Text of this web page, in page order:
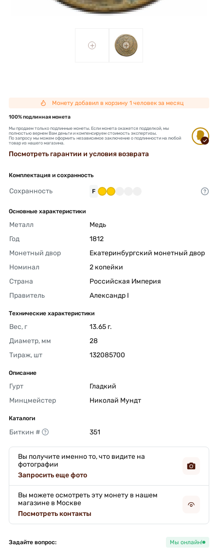
+ +
Монету добавил в корзину 1 человек за месяц
100% подлинная монета
Мы продаем только подлинные монеты. Если монета окажется подделкой, мы
полностью вернем Вам деньги и компенсируем стоимость экспертизы.
По запросу мы можем оформить независимое заключение о подлинности на любой
товар из нашего магазина.
Посмотреть гарантии и условия возврата
Комплектация и сохранность
Сохранность F
Основные характеристики
Металл
Медь
Год
1812
Монетный двор
Екатеринбургский монетный двор
Номинал
2 копейки
Страна
Российская Империя
Правитель
Александр I
Технические характеристики
Вес, г
13.65 г.
Диаметр, мм
28
Тираж, шт
132085700
Описание
Гурт
Гладкий
Минцмейстер
Николай Мундт
Каталоги
Биткин # 351
Вы получите именно то, что видите на
фотографии
Запросить еще фото
Вы можете осмотреть эту монету в нашем
магазине в Москве
Посмотреть контакты
Задайте вопрос: Мы онлайн!